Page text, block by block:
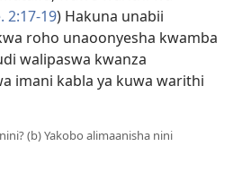
2:17-19) Hakuna unabii
roho unaoonyesha kwamba
walipaswa kwanza
imani kabla ya kuwa warithi
(b) Yakobo alimaanisha nini